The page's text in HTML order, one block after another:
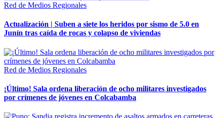
Red de Medios Regionales
Actualización | Suben a siete los heridos por sismo de 5.0 en
Junín tras caída de rocas y colapso de viviendas
Red de Medios Regionales
¡Último! Sala ordena liberación de ocho militares investigados
por crímenes de jóvenes en Colcabamba